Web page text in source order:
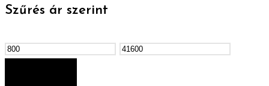
Szűrés ár szerint
Min
Max